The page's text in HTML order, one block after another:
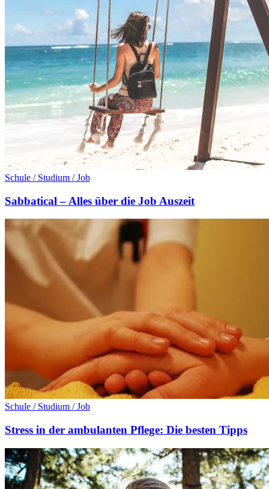
Schule / Studium / Job
Sabbatical – Alles über die Job Auszeit
Schule / Studium / Job
Stress in der ambulanten Pflege: Die besten Tipps